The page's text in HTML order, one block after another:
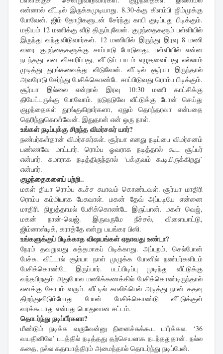
என்னால் வீட்டில் இருக்கமுடியாது. 8.30-க்கு கிளம்பி ஜிம்முக்கு
போவேன். ஜிம் தோழிகளுடன் சேர்ந்து காபி குடிப்பது பிடிக்கும்.
மதியம் 12 மணிக்கு வீடு திரும்புவேன். குழந்தைகளும் பள்ளியில்
இருந்து வந்துவிடுவார்கள். 12 மணியில் இருந்து இரவு 8 மணி
வரை குழந்தைகளுக்கு சாப்பாடு போடுவது, பள்ளியில் என்ன
நடந்தது என விசாரிப்பது, வீட்டுப் பாடம் எழுதவைப்பது எல்லாம்
முடித்து தூங்கவைத்து விடுவேன். வீட்டில் சூர்யா இருந்தால்
அவரோடு சேர்ந்து பேசிக்கொண்டே சாப்பிடுவது ரொம்ப பிடிக்கும்.
சூர்யா இல்லை என்றால் இரவு 10:30 மணி காட்சிக்கு
தியேட்டருக்கு போவோம். நடுநடுவே வீட்டுக்கு போன் செய்து
குழந்தைகள் தூங்குகிறார்களா, ஏதும் தொந்தரவா என்பதை
தெரிந்துகொள்வேன். இதுதான் என் ஒரு நாள்.
உங்கள் நடிப்புக்கு சிறந்த விமர்சகர் யார்?
நண்பர்கள்தான் விமர்சகர்கள். சூர்யா எனது நடிப்பை விமர்சனம்
பண்ணவே மாட்டார். ரொம்ப ஓவராக நடித்தால் கூட சூப்பர்
என்பார். சுமாராக நடித்திருந்தால் ‘பக்குவம் கூடியிருக்கிறது’
என்பார்.
குழந்தைகளைப் பற்றி..
மகள் தியா ரொம்ப கூச்ச சுபாவம் கொண்டவள். சூர்யா மாதிரி
ரொம்ப கம்மியாக பேசுவாள். மகன் தேவ் அப்படியே என்னை
மாதிரி. நிறுத்தாமல் பேசிக்கொண்டே இருப்பான். மகள் வெஜ்,
மகன் நான்-வெஜ். இருவருமே நீச்சல், விளையாட்டு,
ஜிம்னாஸ்டிக், கராத்தே என்று பயங்கர பிஸி.
உங்களுக்குப் பிடிக்காத விஷயங்கள் ஏதாவது உண்டா?
நேரம் தவறுவது சுத்தமாகப் பிடிக்காது. அப்புறம், செல்போன்
பேச்சு. விட்டால் சூர்யா நாள் முழுக்க போனில் நண்பர்களிடம்
பேசிக்கொண்டே இருப்பார். படப்பிடிப்பு முடிந்து வீட்டுக்கு
வந்தபிறகும் அதுபோல மணிக்கணக்கில் பேசிக்கொண்டிருந்தால்
எனக்கு கோபம் வரும். வீட்டில் காலிங்பெல் அடித்து நான் கதவு
திறந்துவிடும்போது போன் பேசிக்கொண்டு வீட்டுக்குள்
வரக்கூடாது என்பது பொதுவான சட்டம்.
தொடர்ந்து நடிப்பீர்களா?
மீண்டும் நடிக்க வருவேன்னு நினைச்சுக்கூட பார்க்கல. ‘36
வயதினிலே’ படத்தில் நடித்தது தற்செயலாக நடந்ததுதான். நல்ல
கதை, நல்ல கதாபாத்திரம் அமைந்தால் தொடர்ந்து நடிப்பேன்.